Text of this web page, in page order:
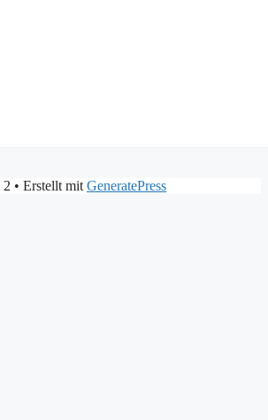
2 • Erstellt mit GeneratePress